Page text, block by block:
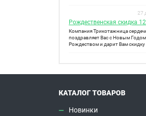
27
Рождественская скидка
Компания Трикотажница
поздравляет Вас с Новым Годом
Рождеством и дарит Вам скидку
КАТАЛОГ ТОВАРОВ
Новинки